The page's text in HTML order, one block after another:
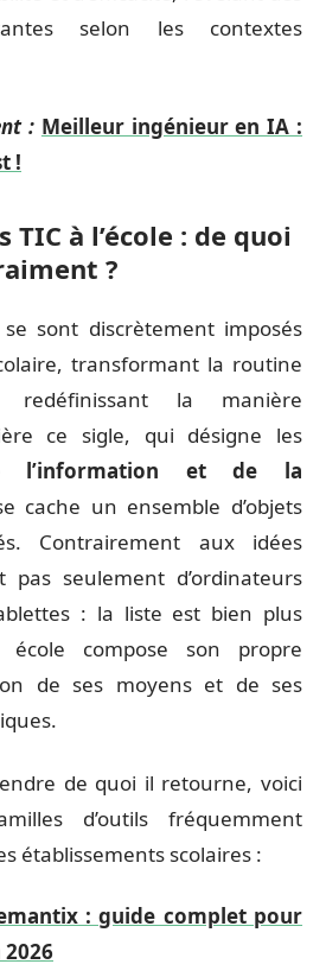
selon les contextes
: Meilleur ingénieur en IA :
!
TIC à l’école : de quoi
?
se sont discrètement imposés
transformant la routine
la manière
ce sigle, qui désigne les
l’information et de la
cache un ensemble d’objets
Contrairement aux idées
pas seulement d’ordinateurs
: la liste est bien plus
compose son propre
de ses moyens et de ses
de quoi il retourne, voici
d’outils fréquemment
établissements scolaires :
: guide complet pour